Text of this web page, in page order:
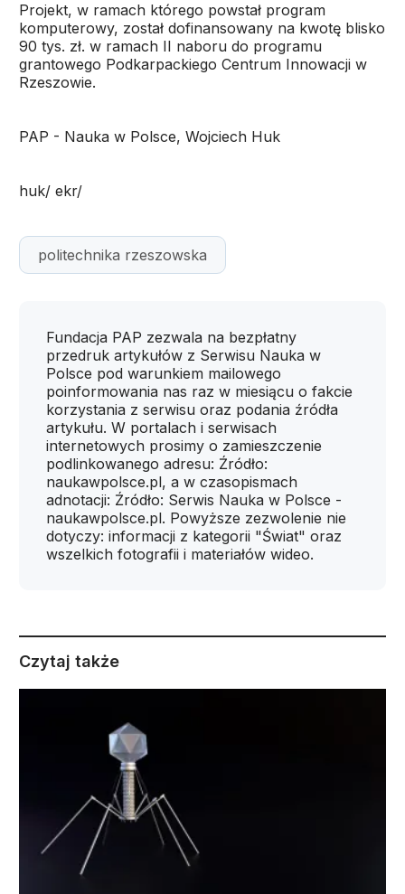
Projekt, w ramach którego powstał program
komputerowy, został dofinansowany na kwotę blisko
90 tys. zł. w ramach II naboru do programu
grantowego Podkarpackiego Centrum Innowacji w
Rzeszowie.
PAP - Nauka w Polsce, Wojciech Huk
huk/ ekr/
politechnika rzeszowska
Fundacja PAP zezwala na bezpłatny
przedruk artykułów z Serwisu Nauka w
Polsce pod warunkiem mailowego
poinformowania nas raz w miesiącu o fakcie
korzystania z serwisu oraz podania źródła
artykułu. W portalach i serwisach
internetowych prosimy o zamieszczenie
podlinkowanego adresu: Źródło:
naukawpolsce.pl, a w czasopismach
adnotacji: Źródło: Serwis Nauka w Polsce -
naukawpolsce.pl. Powyższe zezwolenie nie
dotyczy: informacji z kategorii "Świat" oraz
wszelkich fotografii i materiałów wideo.
Czytaj także